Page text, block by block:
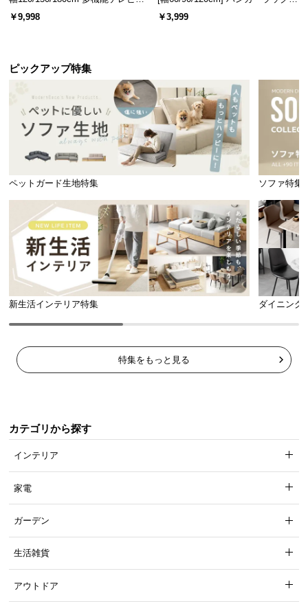
ード 木目/石目調 オープン収納・
引き出し収納付き
￥9,998
スチール 4段階高さ調節 サイドフ
ック オープンラック シンプル
￥3,999
ピックアップ特集
ペットガード生地特集 ソファ特集
新生活インテリア特集 ダイニング
特集をもっと見る
カテゴリから探す
インテリア
家電
ガーデン
生活雑貨
アウトドア